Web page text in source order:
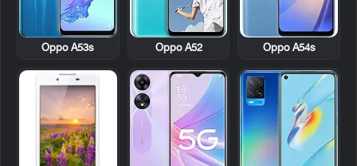
Oppo A54s
Oppo A52
Oppo A53s